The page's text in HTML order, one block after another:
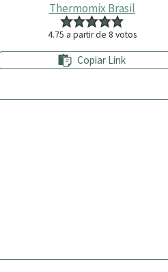
Thermomix Brasil
4.75 a partir de 8 votos
Copiar Link